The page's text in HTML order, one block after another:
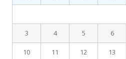
3 4 5 6
10 11 12 13